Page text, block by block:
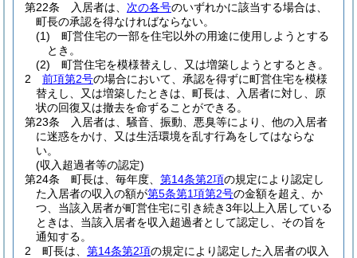
第22条
入居者は、 次の各号のいずれかに該当する場合は、
町長の承認を得なければならない。
(1)
町営住宅の一部を住宅以外の用途に使用しようとする
とき。
(2)
町営住宅を模様替えし、又は増築しようとするとき。
2
前項第2号の場合において、承認を得ずに町営住宅を模様
替えし、又は増築したときは、町長は、入居者に対し、原
状の回復又は撤去を命ずることができる。
第23条
入居者は、騒音、振動、悪臭等により、他の入居者
に迷惑をかけ、又は生活環境を乱す行為をしてはならな
い。
(収入超過者等の認定)
第24条
町長は、毎年度、 第14条第2項の規定により認定し
た入居者の収入の額が第5条第1項第2号の金額を超え、か
つ、当該入居者が町営住宅に引き続き3年以上入居している
ときは、当該入居者を収入超過者として認定し、その旨を
通知する。
2
町長は、 第14条第2項の規定により認定した入居者の収入